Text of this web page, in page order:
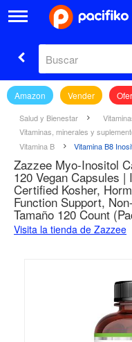
Amazon Vender
Salud y Bienestar
Vitaminas, minerales y
Vitamina B
Vitamina B8
Zazzee Myo-Inositol
120 Vegan Capsules
Certified Kosher,
Function Support,
Tamaño 120 Count
Visita la tienda de Zazzee